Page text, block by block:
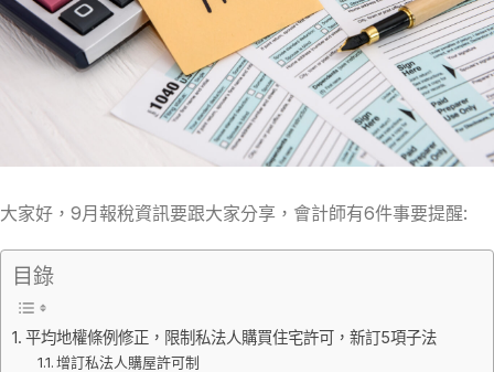
大家好，9月報稅資訊要跟大家分享，會計師有6件事要提醒:
目錄
平均地權條例修正，限制私法人購買住宅許可，新訂5項子法
增訂私法人購屋許可制